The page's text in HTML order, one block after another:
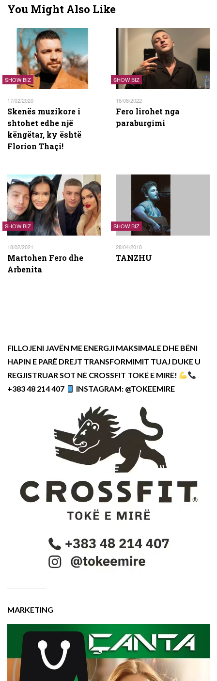
You Might Also Like
SHOW BIZ
17/02/2020
Skenës muzikore i
shtohet edhe një
këngëtar, ky është
Florion Thaçi!
SHOW BIZ
16/08/2022
Fero lirohet nga
paraburgimi
SHOW BIZ
18/02/2021
Martohen Fero dhe
Arbenita
SHOW BIZ
28/04/2018
TANZHU
FILLOJENI JAVËN ME ENERGJI MAKSIMALE DHE BËNI
HAPIN E PARË DREJT TRANSFORMIMIT TUAJ DUKE U
REGJISTRUAR SOT NË CROSSFIT TOKË E MIRË!
+383 48 214 407
INSTAGRAM: @TOKEEMIRE
MARKETING